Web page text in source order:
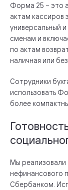
Форма 25 – это
актам кассиров
универсальный
сменам и
по актам
наличная или
Сотрудники
использовать
более
Мы реализовали
нефинансового
Сбербанком.